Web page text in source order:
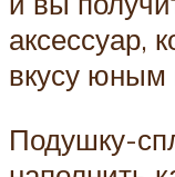
аксессуар,
вкусу юным
Подушку-